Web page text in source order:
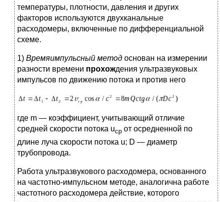
температуры, плотности, давления и других
факторов используются двухканальные
расходомеры, включенные по дифференциальной
схеме.
1) Времяимпульсный метод основан на измерении
разности времени прохождения ультразвуковых
импульсов по движению потока и против него
где m — коэффициент, учитывающий отличие
средней скорости потока uср от осредненной по
длине луча скорости потока u; D — диаметр
трубопровода.
Работа ультразвукового расходомера, основанного
на частотно-импульсном методе, аналогична работе
частотного расходомера действие, которого